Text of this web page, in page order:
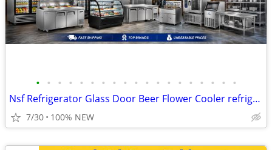
• • • • • • • • • • • • • • • • • • •
Nsf Refrigerator Glass Door Beer Flower Cooler refrigerators RESTAURAN
7/30 100% NEW